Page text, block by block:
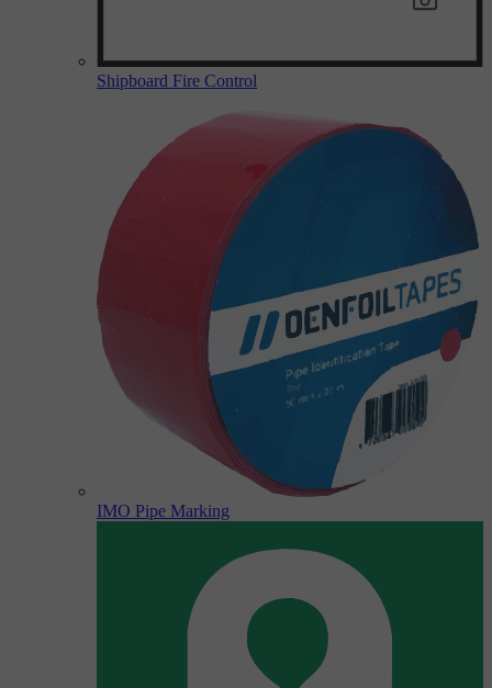
Shipboard Fire Control
IMO Pipe Marking